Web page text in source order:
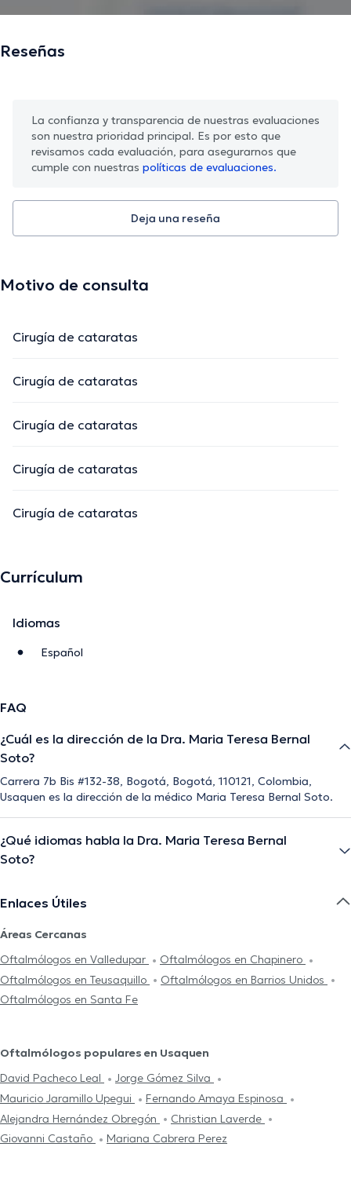
Reseñas
La confianza y transparencia de nuestras evaluaciones
son nuestra prioridad principal. Es por esto que
revisamos cada evaluación, para asegurarnos que
cumple con nuestras políticas de evaluaciones.
Deja una reseña
Motivo de consulta
Cirugía de cataratas
Cirugía de cataratas
Cirugía de cataratas
Cirugía de cataratas
Cirugía de cataratas
Currículum
Idiomas
Español
FAQ
¿Cuál es la dirección de la Dra. Maria Teresa Bernal
Soto?
Carrera 7b Bis #132-38, Bogotá, Bogotá, 110121, Colombia,
Usaquen es la dirección de la médico Maria Teresa Bernal Soto.
¿Qué idiomas habla la Dra. Maria Teresa Bernal
Soto?
Enlaces Útiles
Áreas Cercanas
Oftalmólogos en Valledupar
Oftalmólogos en Chapinero
Oftalmólogos en Teusaquillo
Oftalmólogos en Barrios Unidos
Oftalmólogos en Santa Fe
Oftalmólogos populares en Usaquen
David Pacheco Leal
Jorge Gómez Silva
Mauricio Jaramillo Upegui
Fernando Amaya Espinosa
Alejandra Hernández Obregón
Christian Laverde
Giovanni Castaño
Mariana Cabrera Perez